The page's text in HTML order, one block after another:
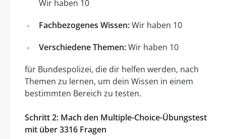
Wir haben 10
Fachbezogenes Wissen:Wir haben 10
Verschiedene Themen:Wir haben 10
für Bundespolizei, die dir helfen werden, nach
Themen zu lernen, um dein Wissen in einem
bestimmten Bereich zu testen.
Schritt 2: Mach den Multiple-Choice-Übungstest
mit über 3316 Fragen